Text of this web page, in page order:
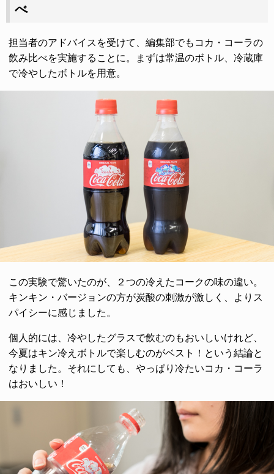
べ
担当者のアドバイスを受けて、編集部でもコカ・コーラの
飲み比べを実施することに。まずは常温のボトル、冷蔵庫
で冷やしたボトルを用意。
この実験で驚いたのが、２つの冷えたコークの味の違い。
キンキン・バージョンの方が炭酸の刺激が激しく、よりス
パイシーに感じました。
個人的には、冷やしたグラスで飲むのもおいしいけれど、
今夏はキン冷えボトルで楽しむのがベスト！という結論と
なりました。それにしても、やっぱり冷たいコカ・コーラ
はおいしい！